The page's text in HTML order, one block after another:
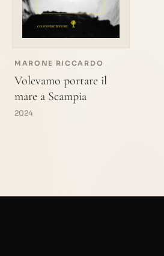
MARONE RICCARDO
Volevamo portare il
mare a Scampia
2024